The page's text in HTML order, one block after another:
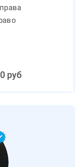
руб